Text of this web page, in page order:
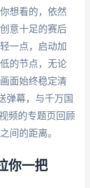
想看的，依然
意十足的赛后
一点，启动加
的节点，无论
面始终稳定清
弹幕，与千万国
频的专题页回顾
间的距离。
你一把